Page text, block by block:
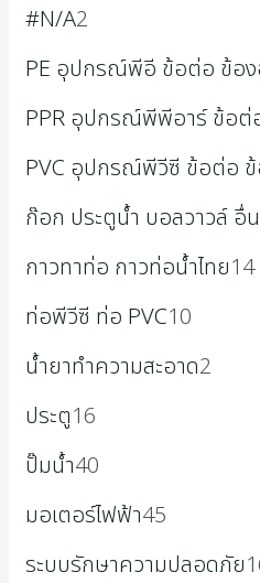
#N/A2
PE อุปกรณ์พีอี ข้อต่อ ข้อ
PPR อุปกรณ์พีพีอาร์ ข้อ
PVC อุปกรณ์พีวีซี ข้อต่อ
ก๊อก ประตูน้ำ บอลวาวล์ อื่
กาวทาท่อ กาวท่อน้ำไทย14
ท่อพีวีซี ท่อ PVC10
น้ำยาทำความสะอาด2
ประตู16
ปั๊มน้ำ40
มอเตอร์ไฟฟ้า45
ระบบรักษาความปลอดภัย